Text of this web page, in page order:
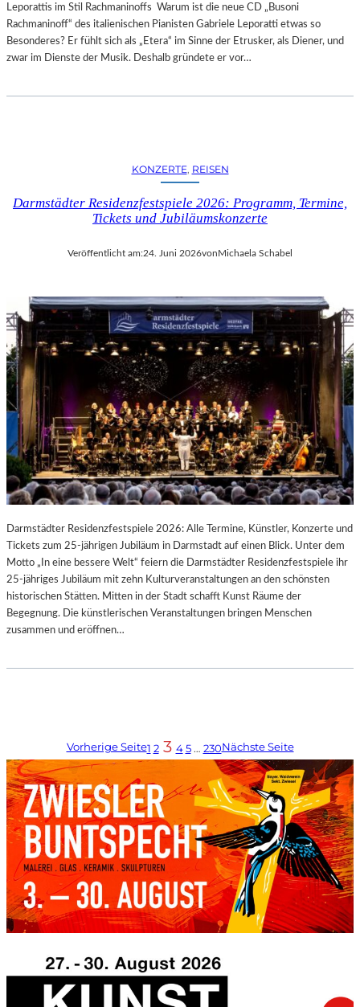
Leporattis im Stil Rachmaninoffs Warum ist die neue CD „Busoni
Rachmaninoff“ des italienischen Pianisten Gabriele Leporatti etwas so
Besonderes? Er fühlt sich als „Etera“ im Sinne der Etrusker, als Diener, und
zwar im Dienste der Musik. Deshalb gründete er vor…
KONZERTE, REISEN
Darmstädter Residenzfestspiele 2026: Programm, Termine,
Tickets und Jubiläumskonzerte
Veröffentlicht am:24. Juni 2026vonMichaela Schabel
Darmstädter Residenzfestspiele 2026: Alle Termine, Künstler, Konzerte und
Tickets zum 25-jährigen Jubiläum in Darmstadt auf einen Blick. Unter dem
Motto „In eine bessere Welt“ feiern die Darmstädter Residenzfestspiele ihr
25-jähriges Jubiläum mit zehn Kulturveranstaltungen an den schönsten
historischen Stätten. Mitten in der Stadt schafft Kunst Räume der
Begegnung. Die künstlerischen Veranstaltungen bringen Menschen
zusammen und eröffnen…
Vorherige Seite1 2 3 4 5 … 230Nächste Seite